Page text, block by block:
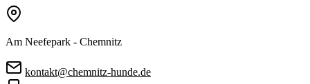
Am Neefepark - Chemnitz
kontakt@chemnitz-hunde.de